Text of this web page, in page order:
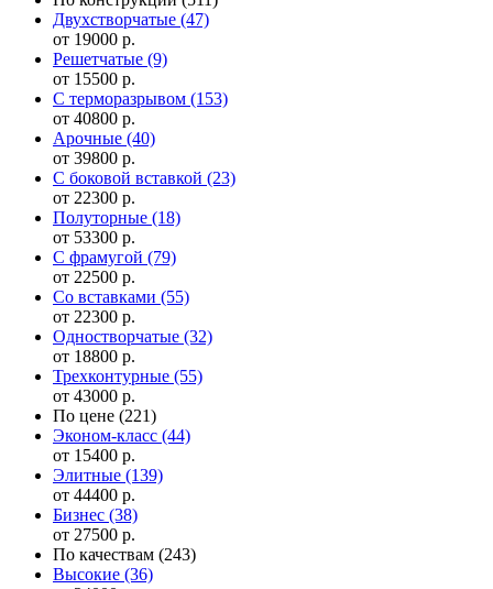
Двухстворчатые (47)
от 19000 р.
Решетчатые (9)
от 15500 р.
С терморазрывом (153)
от 40800 р.
Арочные (40)
от 39800 р.
С боковой вставкой (23)
от 22300 р.
Полуторные (18)
от 53300 р.
С фрамугой (79)
от 22500 р.
Cо вставками (55)
от 22300 р.
Одностворчатые (32)
от 18800 р.
Трехконтурные (55)
от 43000 р.
По цене (221)
Эконом-класс (44)
от 15400 р.
Элитные (139)
от 44400 р.
Бизнес (38)
от 27500 р.
По качествам (243)
Высокие (36)